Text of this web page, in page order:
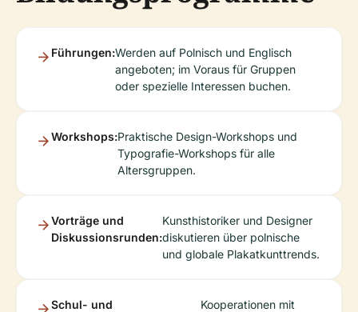
Führungen:Werden auf Polnisch und Englisch
angeboten; im Voraus für Gruppen
oder spezielle Interessen buchen.
Workshops:Praktische Design-Workshops und
Typografie-Workshops für alle
Altersgruppen.
Vorträge und
Diskussionsrunden:
Kunsthistoriker und Designer
diskutieren über polnische
und globale Plakatkunttrends.
Schul- und
Kooperationen mit